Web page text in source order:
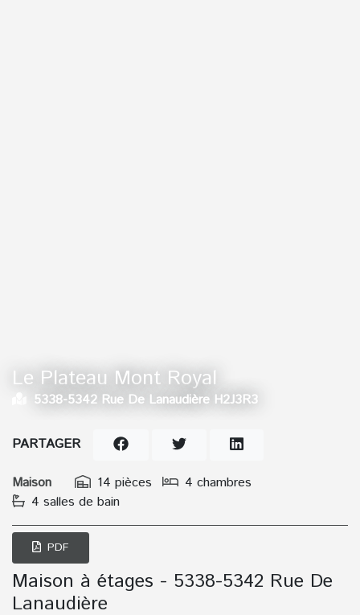
Le Plateau Mont Royal
5338-5342 Rue De Lanaudière H2J3R3
Maison 14 pièces
4 chambres
4 salles de bain
PARTAGER
PDF
Maison à étages - 5338-5342 Rue De
Lanaudière